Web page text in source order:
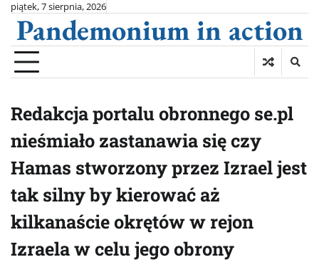
Skip
content
piątek, 7 sierpnia, 2026
Pandemonium in action
Redakcja portalu obronnego se.pl
nieśmiało zastanawia się czy
Hamas stworzony przez Izrael jest
tak silny by kierować aż
kilkanaście okrętów w rejon
Izraela w celu jego obrony